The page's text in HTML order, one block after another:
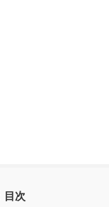
目次